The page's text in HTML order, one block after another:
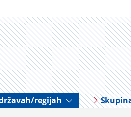
regijah